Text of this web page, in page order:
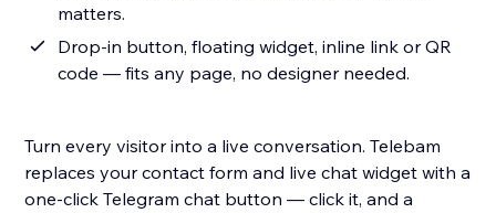
matters.
Drop-in button, floating widget, inline link or QR
code — fits any page, no designer needed.
Turn every visitor into a live conversation. Telebam
replaces your contact form and live chat widget with a
one-click Telegram chat button — click it, and a